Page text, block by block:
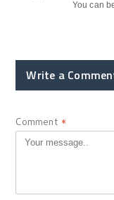
You can
Write a
Comment *